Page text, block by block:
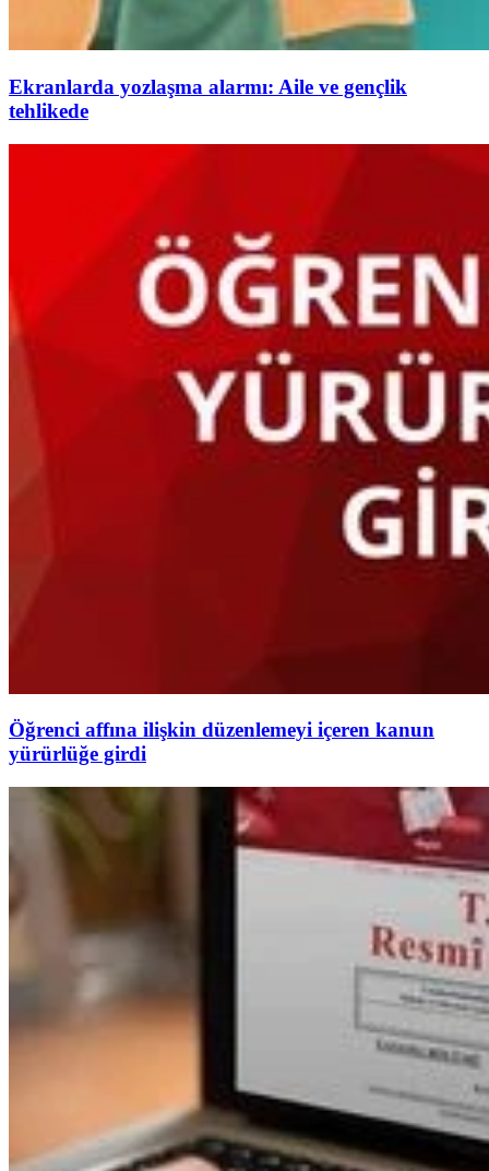
Ekranlarda yozlaşma alarmı: Aile ve gençlik
tehlikede
Öğrenci affına ilişkin düzenlemeyi içeren kanun
yürürlüğe girdi